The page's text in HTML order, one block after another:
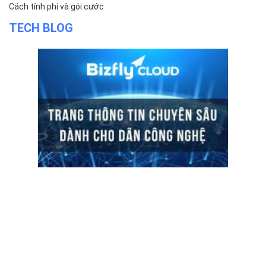
Hướng dẫn thanh toán
Cách tính phí và gói cước
TECH BLOG